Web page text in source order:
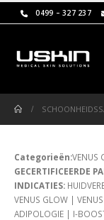
0499 – 327 237
Categorieën:VENUS
GECERTIFICEERDE
INDICATIES:
VENUS GLOW |
ADIPOLOGIE | I-